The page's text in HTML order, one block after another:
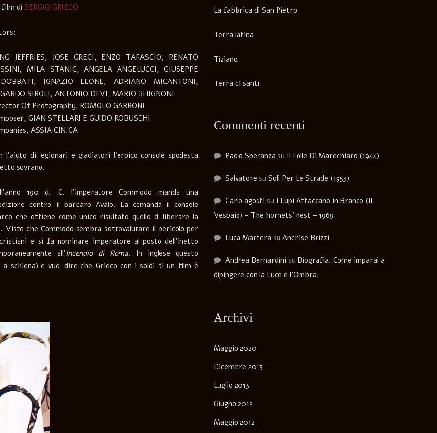
film di SERGIO GRIECO
JEFFRIES, JOSE GRECI, ENZO TARASCIO, RENATO
MILA STANIC, ANGELA ANGELUCCI, GIUSEPPE
IGNAZIO LEONE, ADRIANO MICANTONI,
SIROLI, ANTONIO DEVI, MARIO GHIGNONE
Of Photography, ROMOLO GARRONI
GIAN STELLARI E GUIDO ROBUSCHI
ASSIA CIN.CA
l’aiuto di legionari e gladiatori l’eroico console spodesta
sovrano.
190 d. C. l’imperatore Commodo manda una
contro il barbaro Avalo. La comanda il console
che ottiene come unico risultato quello di liberare la
Visto che Commodo sembra sottovalutare il pericolo per
e si fa nominare imperatore al posto dell’inetto
all’Incendio di Roma. In inglese questo
schiena) e vuol dire che Grieco con i soldi di un film è
La fabbrica di San Pietro
Terra latina
Tiziano
Terra di santi
Commenti recenti
Paolo Speranzasu Il Folle Di Marechiaro (1944)
Salvatore su Soli Per Le Strade (1953)
Carlo agosti su I Lupi Attaccano in Branco (Il
Vespaio) – The hornets’ nest – 1969
Luca Marterasu Anchise Brizzi
Andrea Bernardini su Biografia. Come imparai a
dipingere con la Luce e l’Ombra.
Archivi
Maggio 2020
Dicembre 2013
Luglio 2013
Giugno 2012
Maggio 2012